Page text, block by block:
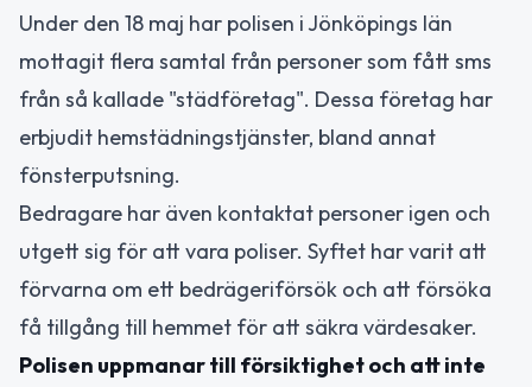
Under den 18 maj har polisen i Jönköpings län
mottagit flera samtal från personer som fått sms
från så kallade "städföretag". Dessa företag har
erbjudit hemstädningstjänster, bland annat
fönsterputsning.
Bedragare har även kontaktat personer igen och
utgett sig för att vara poliser. Syftet har varit att
förvarna om ett bedrägeriförsök och att försöka
få tillgång till hemmet för att säkra värdesaker.
Polisen uppmanar till försiktighet och att inte